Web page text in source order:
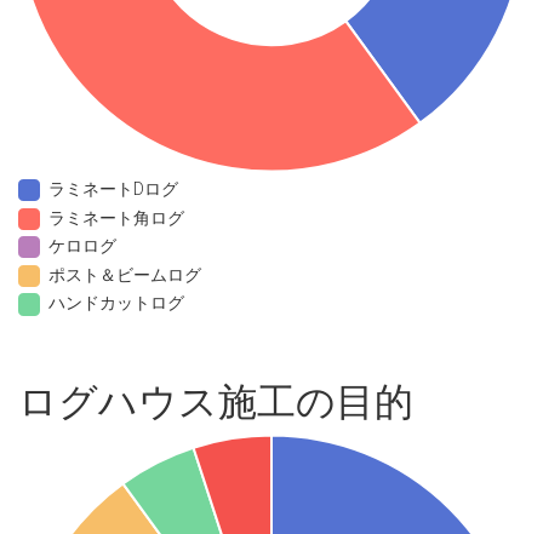
ラミネートDログ
ラミネート角ログ
ケロログ
ポスト＆ビームログ
ハンドカットログ
ログハウス施工の目的